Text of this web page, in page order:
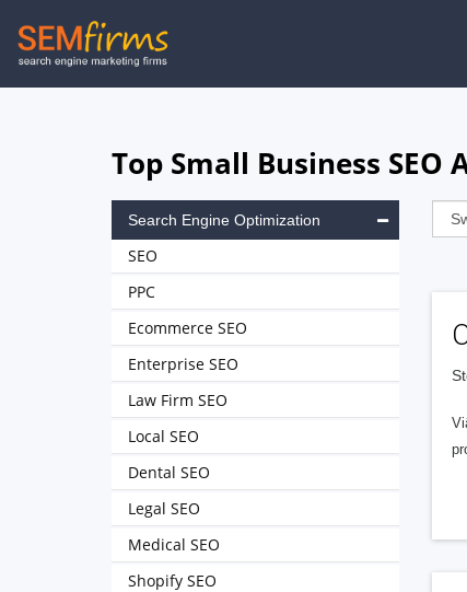
Skip
to
Top Small Business SEO
Search Engine Optimization
SEO
PPC
Ecommerce SEO
Enterprise SEO
Law Firm SEO
Local SEO
Dental SEO
Legal SEO
Medical SEO
Shopify SEO